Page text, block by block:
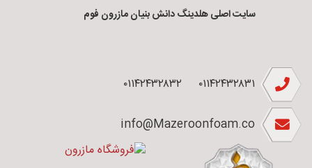
سایت اصلی هلدینگ دانش بنیان مازرون فوم
۰۱۱۴۲۴۳۲۸۳۱ ۰۱۱۴۲۴۳۲۸۳۲
info@Mazeroonfoam.co